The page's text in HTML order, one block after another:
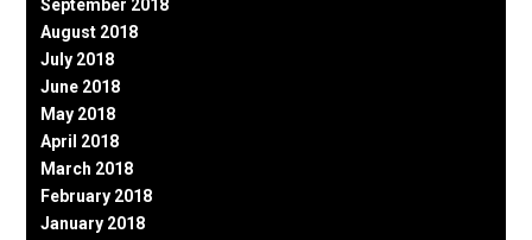
September 2018
August 2018
July 2018
June 2018
May 2018
April 2018
March 2018
February 2018
January 2018